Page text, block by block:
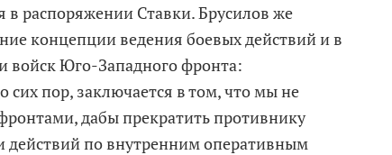
в распоряжении Ставки. Брусилов же
концепции ведения боевых действий и в
войск Юго-Западного фронта:
сих пор, заключается в том, что мы не
дабы прекратить противнику
действий по внутренним оперативным